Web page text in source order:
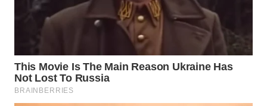
LABUANBAJO
BORNEO
Wahana